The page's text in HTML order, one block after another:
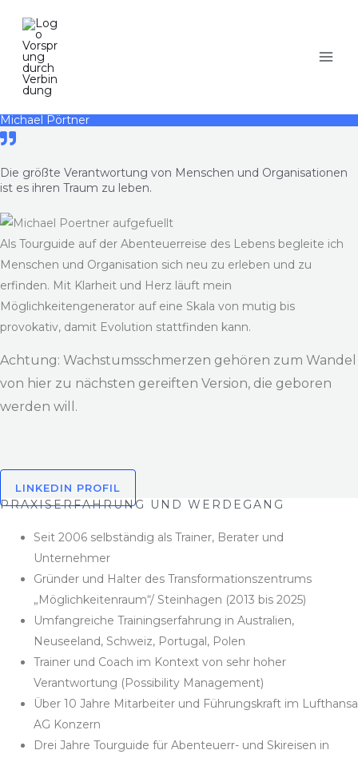
Inhalt
springen
Michael Pörtner
Die größte Verantwortung von Menschen und Organisationen
ist es ihren Traum zu leben.
Als Tourguide auf der Abenteuerreise des Lebens begleite ich
Menschen und Organisation sich neu zu erleben und zu
erfinden. Mit Klarheit und Herz läuft mein
Möglichkeitengenerator auf eine Skala von mutig bis
provokativ, damit Evolution stattfinden kann.
Achtung: Wachstumsschmerzen gehören zum Wandel
von hier zu nächsten gereiften Version, die geboren
werden will.
LINKEDIN PROFIL
PRAXISERFAHRUNG UND WERDEGANG
Seit 2006 selbständig als Trainer, Berater und
Unternehmer
Gründer und Halter des Transformationszentrums
„Möglichkeitenraum“/ Steinhagen (2013 bis 2025)
Umfangreiche Trainingserfahrung in Australien,
Neuseeland, Schweiz, Portugal, Polen
Trainer und Coach im Kontext von sehr hoher
Verantwortung (Possibility Management)
Über 10 Jahre Mitarbeiter und Führungskraft im Lufthansa
AG Konzern
Drei Jahre Tourguide für Abenteuerr- und Skireisen in